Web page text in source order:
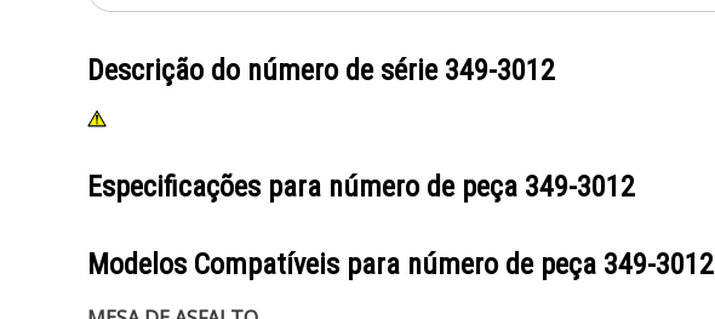
Descrição do número de série 349-3012
Especificações para número de peça 349-3012
Modelos Compatíveis para número de peça 349-3012